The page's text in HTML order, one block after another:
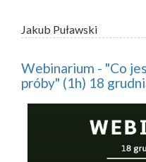
Jakub Puławski
Webinarium - "Co
próby" (1h) 18